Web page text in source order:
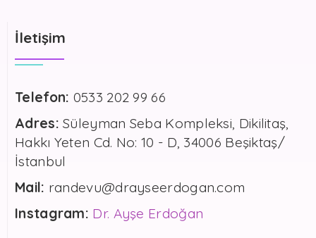
İletişim
Telefon: 0533 202 99 66
Adres: Süleyman Seba Kompleksi, Dikilitaş,
Hakkı Yeten Cd. No: 10 - D, 34006 Beşiktaş/
İstanbul
Mail: randevu@drayseerdogan.com
Instagram: Dr. Ayşe Erdoğan